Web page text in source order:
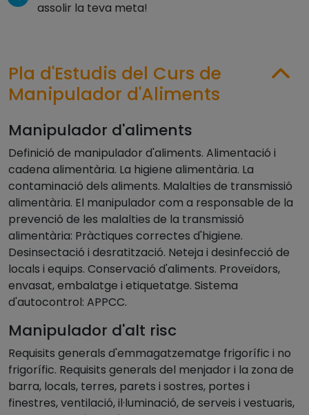
assolir la teva meta!
Pla d'Estudis del Curs de
Manipulador d'Aliments
Manipulador d'aliments
Definició de manipulador d'aliments. Alimentació i
cadena alimentària. La higiene alimentària. La
contaminació dels aliments. Malalties de transmissió
alimentària. El manipulador com a responsable de la
prevenció de les malalties de la transmissió
alimentària: Pràctiques correctes d'higiene.
Desinsectació i desratització. Neteja i desinfecció de
locals i equips. Conservació d'aliments. Proveïdors,
envasat, embalatge i etiquetatge. Sistema
d'autocontrol: APPCC.
Manipulador d'alt risc
Requisits generals d'emmagatzematge frigorífic i no
frigorífic. Requisits generals del menjador i la zona de
barra, locals, terres, parets i sostres, portes i
finestres, ventilació, il·luminació, de serveis i vestuaris,